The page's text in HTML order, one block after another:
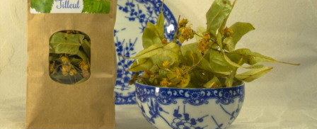
Envoyer l'avis
Thanks for your review!
We are processing it and it will appear on the